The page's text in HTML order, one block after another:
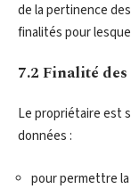
de la pertinence
finalités pour
7.2 Finalité
Le propriétaire est
données :
pour permettre